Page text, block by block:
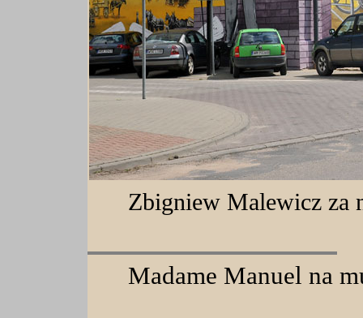
Zbigniew Malewicz za
Madame Manuel na